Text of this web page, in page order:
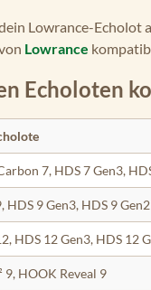
Lowrance-Echolot
Lowrance
Echoloten
7, HDS 7 Gen3,
HDS 9 Gen3, HDS 9
HDS 12 Gen3, HDS 12
9, HOOK Reveal 9